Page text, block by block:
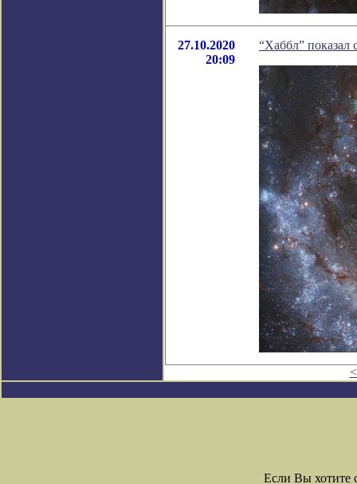
27.10.2020
20:09
“Хаббл” показал
Если Вы хотите